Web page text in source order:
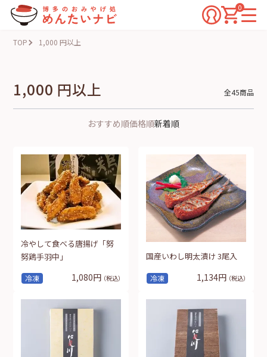
0
TOP 1,000 円以上
1,000 円以上 全45商品
おすすめ順価格順新着順
冷凍
冷やして食べる唐揚げ「努
努鶏手羽中」
1,080円 （税込） 冷凍
国産いわし明太漬け 3尾入
1,134円 （税込）